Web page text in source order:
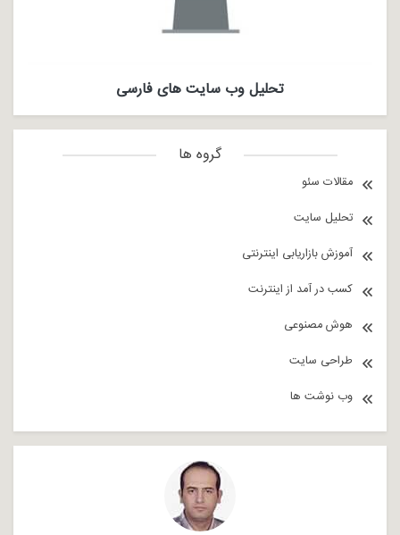
تحلیل وب سایت های فارسی
گروه ها
مقالات سئو
تحلیل سایت
آموزش بازاریابی اینترنتی
کسب در آمد از اینترنت
هوش مصنوعی
طراحی سایت
وب نوشت ها